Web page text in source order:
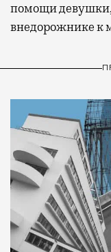
помощи девушки,
внедорожнике к